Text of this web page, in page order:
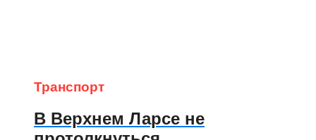
Транспорт
В Верхнем Ларсе не